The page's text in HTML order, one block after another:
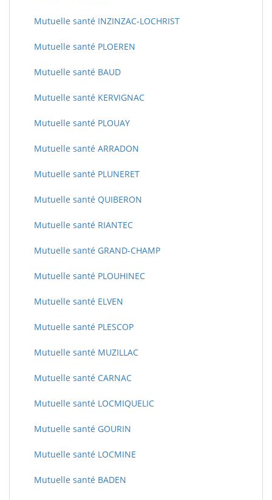
Mutuelle santé INZINZAC-LOCHRIST
Mutuelle santé PLOEREN
Mutuelle santé BAUD
Mutuelle santé KERVIGNAC
Mutuelle santé PLOUAY
Mutuelle santé ARRADON
Mutuelle santé PLUNERET
Mutuelle santé QUIBERON
Mutuelle santé RIANTEC
Mutuelle santé GRAND-CHAMP
Mutuelle santé PLOUHINEC
Mutuelle santé ELVEN
Mutuelle santé PLESCOP
Mutuelle santé MUZILLAC
Mutuelle santé CARNAC
Mutuelle santé LOCMIQUELIC
Mutuelle santé GOURIN
Mutuelle santé LOCMINE
Mutuelle santé BADEN